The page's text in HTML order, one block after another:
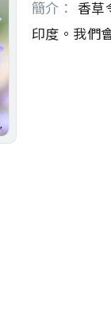
簡介： 香草
印度。我們